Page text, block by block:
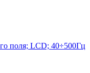
поля; LCD; 40÷500Гц